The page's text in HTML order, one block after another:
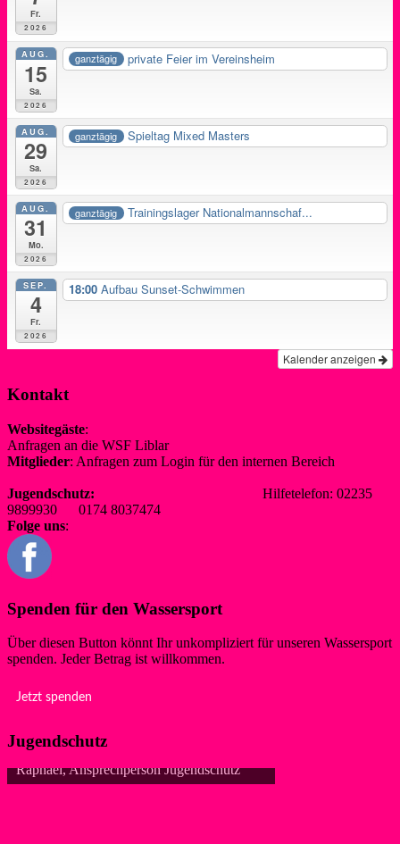
Fr.
2026
AUG.
15
Sa.
2026
ganztägig private Feier im Vereinsheim
AUG.
29
Sa.
2026
ganztägig Spieltag Mixed Masters
AUG.
31
Mo.
2026
ganztägig Trainingslager Nationalmannschaf...
SEP.
4
Fr.
2026
18:00 Aufbau Sunset-Schwimmen
Kalender anzeigen
Kontakt
Websitegäste:
Anfragen an die WSF Liblar
Mitglieder: Anfragen zum Login für den internen Bereich
Jugendschutz:
Hilfetelefon: 02235
9899930 0174 8037474
Folge uns:
Spenden für den Wassersport
Über diesen Button könnt Ihr unkompliziert für unseren Wassersport
spenden. Jeder Betrag ist willkommen.
Jetzt spenden
Jugendschutz
Raphael, Ansprechperson Jugendschutz